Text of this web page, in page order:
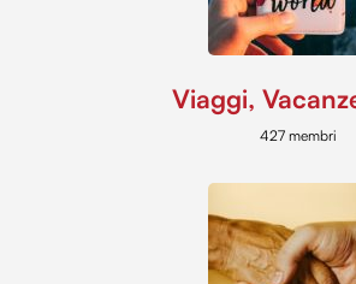
Viaggi,
427 membri